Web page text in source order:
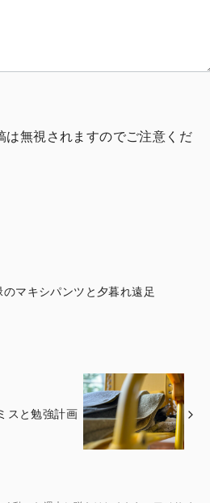
は無視されますのでご注意くだ
のマキシパンツと夕暮れ遠足
スと勉強計画